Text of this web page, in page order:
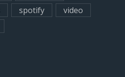
spotify
video